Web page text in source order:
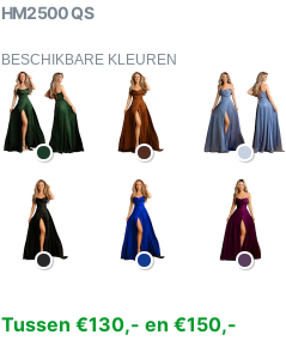
HM2500 QS
BESCHIKBARE KLEUREN
Tussen €130,- en €150,-